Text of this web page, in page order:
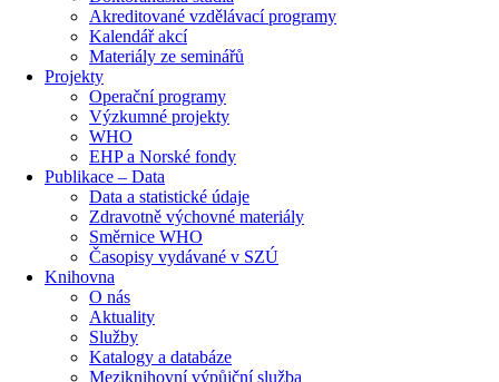
Akreditované vzdělávací programy
Kalendář akcí
Materiály ze seminářů
Projekty
Operační programy
Výzkumné projekty
WHO
EHP a Norské fondy
Publikace – Data
Data a statistické údaje
Zdravotně výchovné materiály
Směrnice WHO
Časopisy vydávané v SZÚ
Knihovna
O nás
Aktuality
Služby
Katalogy a databáze
Meziknihovní výpůjční služba